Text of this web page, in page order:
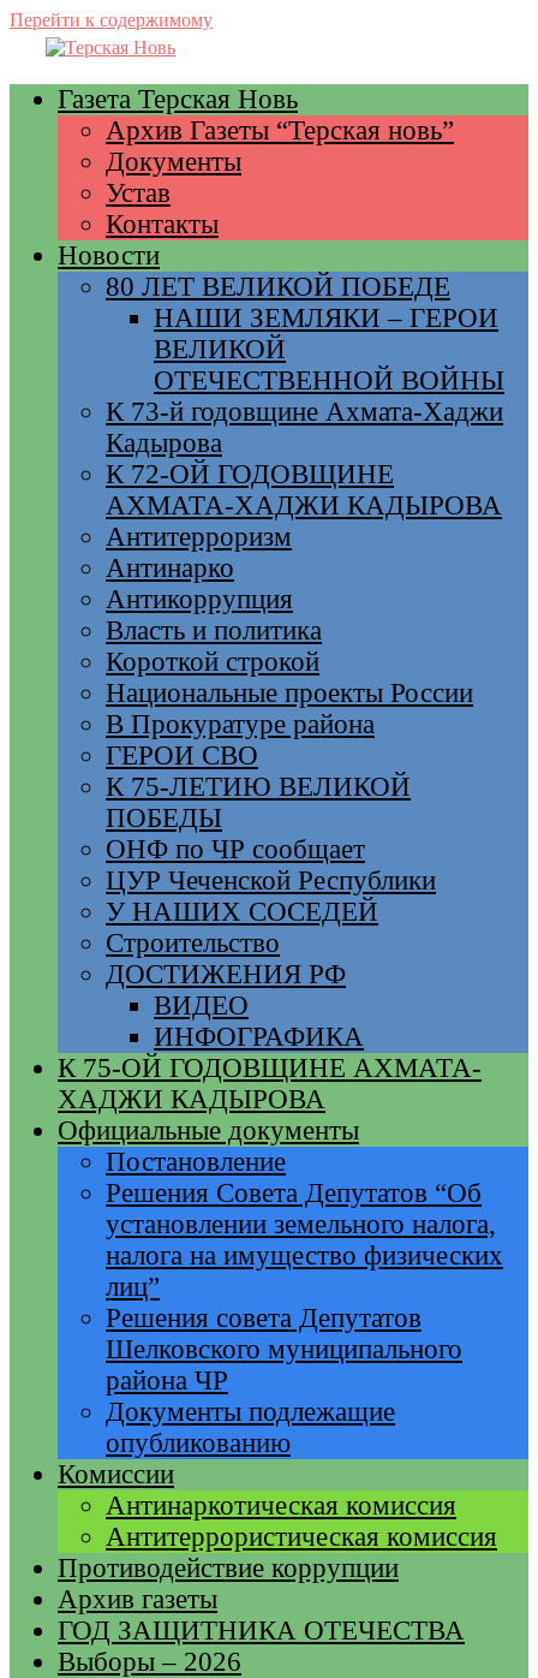
Перейти к содержимому
Газета Терская Новь
Архив Газеты “Терская новь”
Документы
Устав
Контакты
Новости
80 ЛЕТ ВЕЛИКОЙ ПОБЕДЕ
НАШИ ЗЕМЛЯКИ – ГЕРОИ
ВЕЛИКОЙ
ОТЕЧЕСТВЕННОЙ ВОЙНЫ
К 73-й годовщине Ахмата-Хаджи
Кадырова
К 72-ОЙ ГОДОВЩИНЕ
АХМАТА-ХАДЖИ КАДЫРОВА
Антитерроризм
Антинарко
Антикоррупция
Власть и политика
Короткой строкой
Национальные проекты России
В Прокуратуре района
ГЕРОИ СВО
К 75-ЛЕТИЮ ВЕЛИКОЙ
ПОБЕДЫ
ОНФ по ЧР сообщает
ЦУР Чеченской Республики
У НАШИХ СОСЕДЕЙ
Строительство
ДОСТИЖЕНИЯ РФ
ВИДЕО
ИНФОГРАФИКА
К 75-ОЙ ГОДОВЩИНЕ АХМАТА-
ХАДЖИ КАДЫРОВА
Официальные документы
Постановление
Решения Совета Депутатов “Об
установлении земельного налога,
налога на имущество физических
лиц”
Решения совета Депутатов
Шелковского муниципального
района ЧР
Документы подлежащие
опубликованию
Комиссии
Антинаркотическая комиссия
Антитеррористическая комиссия
Противодействие коррупции
Архив газеты
ГОД ЗАЩИТНИКА ОТЕЧЕСТВА
Выборы – 2026